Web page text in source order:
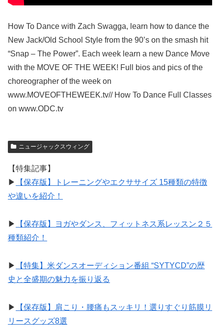
How To Dance with Zach Swagga, learn how to dance the
New Jack/Old School Style from the 90’s on the smash hit
“Snap – The Power”. Each week learn a new Dance Move
with the MOVE OF THE WEEK! Full bios and pics of the
choreographer of the week on
www.MOVEOFTHEWEEK.tv// How To Dance Full Classes
on www.ODC.tv
ニュージャックスウィング
【特集記事】
▶︎
【保存版】トレーニングやエクササイズ 15種類の特徴
や違いを紹介！
▶︎
【保存版】ヨガやダンス、フィットネス系レッスン２５
種類紹介！
▶︎
【特集】米ダンスオーディション番組 “SYTYCD”の歴
史と全盛期の魅力を振り返る
▶︎
【保存版】肩こり・腰痛もスッキリ！選りすぐり筋膜リ
リースグッズ8選